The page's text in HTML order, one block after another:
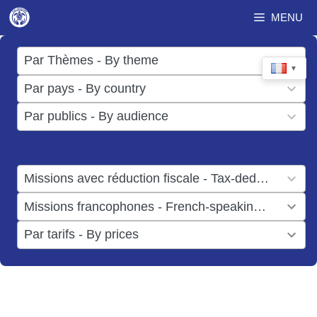
Aller
au
contenu
MENU
▼
Par Thèmes - By theme
17
results
available
Par pays - By country
50
results
available
Par publics - By audience
results
Missions avec réduction fiscale - Tax-deductible missions
result
available
Missions francophones - French-speaking missions
result
available
Par tarifs - By prices
results
available